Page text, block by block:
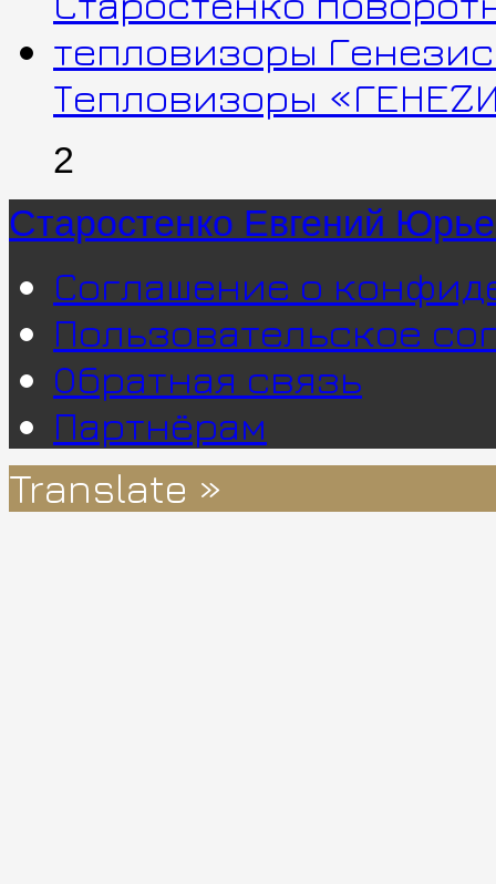
Тепловизоры
2
Старостенко Евгений
Соглашение о
Пользовательское
Обратная связь
Партнёрам
Translate »